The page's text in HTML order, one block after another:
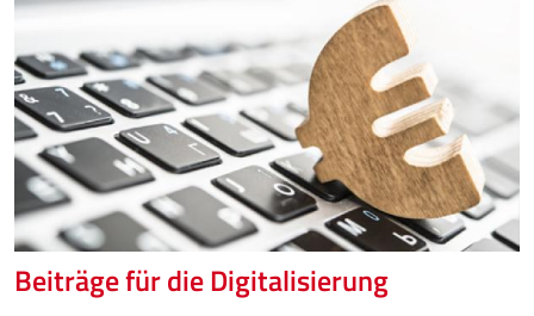
Beiträge für die Digitalisierung